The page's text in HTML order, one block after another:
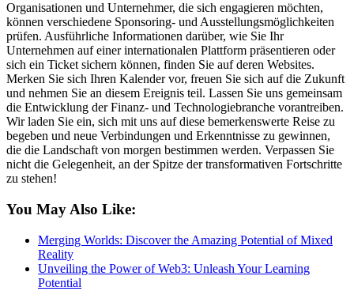
Organisationen und Unternehmer, die sich engagieren möchten,
können verschiedene Sponsoring- und Ausstellungsmöglichkeiten
prüfen. Ausführliche Informationen darüber, wie Sie Ihr
Unternehmen auf einer internationalen Plattform präsentieren oder
sich ein Ticket sichern können, finden Sie auf deren Websites.
Merken Sie sich Ihren Kalender vor, freuen Sie sich auf die Zukunft
und nehmen Sie an diesem Ereignis teil. Lassen Sie uns gemeinsam
die Entwicklung der Finanz- und Technologiebranche vorantreiben.
Wir laden Sie ein, sich mit uns auf diese bemerkenswerte Reise zu
begeben und neue Verbindungen und Erkenntnisse zu gewinnen,
die die Landschaft von morgen bestimmen werden. Verpassen Sie
nicht die Gelegenheit, an der Spitze der transformativen Fortschritte
zu stehen!
You May Also Like:
Merging Worlds: Discover the Amazing Potential of Mixed
Reality
Unveiling the Power of Web3: Unleash Your Learning
Potential